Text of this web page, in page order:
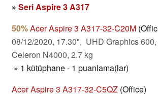
» Seri Aspire 3 A317
50%Acer Aspire 3 A317-32-C20M
08/12/2020, 17.30", UHD Graphics
Celeron N4000, 2.7 kg
» 1 kütüphane - 1 puanlama(lar)
Acer Aspire 3 A317-32-C5QZ (Office)